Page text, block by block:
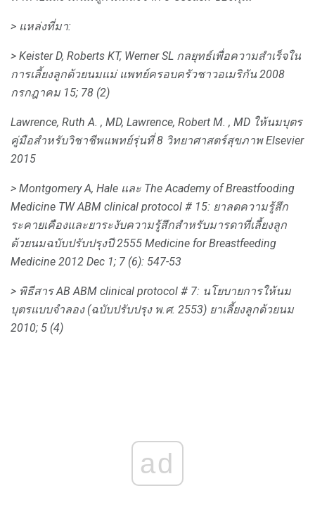
> แหล่งที่มา:
> Keister D, Roberts KT, Werner SL กลยุทธ์เพื่อความสำเร็จใน
การเลี้ยงลูกด้วยนมแม่ แพทย์ครอบครัวชาวอเมริกัน 2008
กรกฎาคม 15; 78 (2)
Lawrence, Ruth A. , MD, Lawrence, Robert M. , MD ให้นมบุตร
คู่มือสำหรับวิชาชีพแพทย์รุ่นที่ 8 วิทยาศาสตร์สุขภาพ Elsevier
2015
> Montgomery A, Hale และ The Academy of Breastfooding
Medicine TW ABM clinical protocol # 15: ยาลดความรู้สึก
ระคายเคืองและยาระงับความรู้สึกสำหรับมารดาที่เลี้ยงลูก
ด้วยนมฉบับปรับปรุงปี 2555 Medicine for Breastfeeding
Medicine 2012 Dec 1; 7 (6): 547-53
> พิธีสาร AB ABM clinical protocol # 7: นโยบายการให้นม
บุตรแบบจำลอง (ฉบับปรับปรุง พ.ศ. 2553) ยาเลี้ยงลูกด้วยนม
2010; 5 (4)
ad